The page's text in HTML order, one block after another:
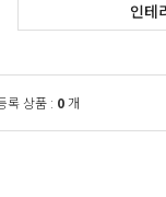
인테
록 상품 : 0 개